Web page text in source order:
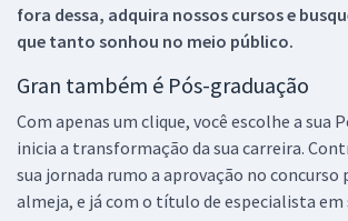
fora dessa, adquira nossos cursos e
que tanto sonhou no meio público.
Gran também é Pós-graduação
Com apenas um clique, você escolhe a sua
inicia a transformação da sua carreira.
sua jornada rumo a aprovação no concurso
almeja, e já com o título de especialista em